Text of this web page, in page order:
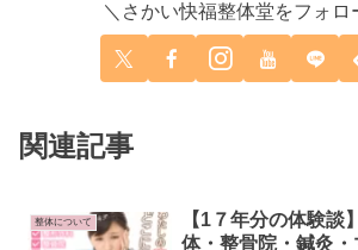
＼さかい快福整体堂をフォロ
関連記事
整体について
【1７年分の体験談
体・整骨院・鍼灸